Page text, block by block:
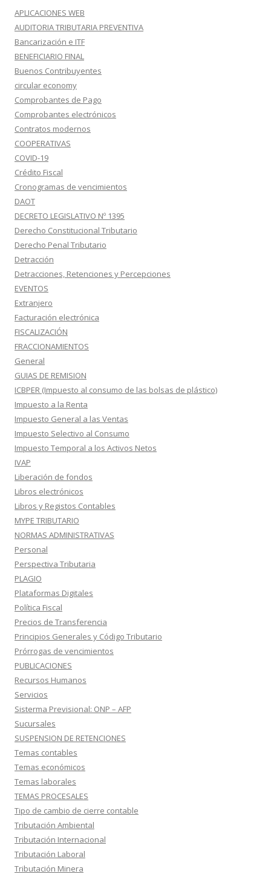
APLICACIONES WEB
AUDITORIA TRIBUTARIA PREVENTIVA
Bancarización e ITF
BENEFICIARIO FINAL
Buenos Contribuyentes
circular economy
Comprobantes de Pago
Comprobantes electrónicos
Contratos modernos
COOPERATIVAS
COVID-19
Crédito Fiscal
Cronogramas de vencimientos
DAOT
DECRETO LEGISLATIVO Nº 1395
Derecho Constitucional Tributario
Derecho Penal Tributario
Detracción
Detracciones, Retenciones y Percepciones
EVENTOS
Extranjero
Facturación electrónica
FISCALIZACIÓN
FRACCIONAMIENTOS
General
GUIAS DE REMISION
ICBPER (Impuesto al consumo de las bolsas de plástico)
Impuesto a la Renta
Impuesto General a las Ventas
Impuesto Selectivo al Consumo
Impuesto Temporal a los Activos Netos
IVAP
Liberación de fondos
Libros electrónicos
Libros y Registos Contables
MYPE TRIBUTARIO
NORMAS ADMINISTRATIVAS
Personal
Perspectiva Tributaria
PLAGIO
Plataformas Digitales
Política Fiscal
Precios de Transferencia
Principios Generales y Código Tributario
Prórrogas de vencimientos
PUBLICACIONES
Recursos Humanos
Servicios
Sisterma Previsional: ONP – AFP
Sucursales
SUSPENSION DE RETENCIONES
Temas contables
Temas económicos
Temas laborales
TEMAS PROCESALES
Tipo de cambio de cierre contable
Tributación Ambiental
Tributación Internacional
Tributación Laboral
Tributación Minera